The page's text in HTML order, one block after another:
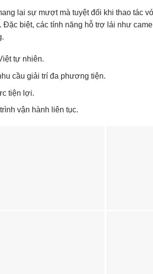
lại sự mượt mà tuyệt đối khi thao tác
biệt, các tính năng hỗ trợ lái như
tự nhiên.
cầu giải trí đa phương tiện.
tiện lợi.
vận hành liên tục.